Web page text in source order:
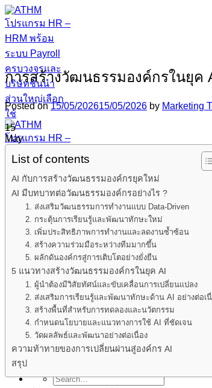
Skip
to
content
หน้าแรก
ผลิตภัณฑ์
Smarter Recruitment Platform
Core HR Management
Performance Management
Learning Management
Roster Management
ฟีเจอร์
การสร้างวัฒนธรรมองค์กรในยุค
Posted on15/05/202615/05/2026 by Marketing
15
May
List of contents
AI กับการสร้างวัฒนธรรมองค์กรยุคใหม่
AI มีบทบาทต่อวัฒนธรรมองค์กรอย่างไร ?
1. ส่งเสริมวัฒนธรรมการทำงานแบบ Data-Driven
2. กระตุ้นการเรียนรู้และพัฒนาทักษะใหม่
3. เพิ่มประสิทธิภาพการทำงานและลดงานซ้ำซ้อน
4. สร้างความร่วมมือระหว่างทีมมากขึ้น
5. ผลักดันองค์กรสู่การเติบโตอย่างยั่งยืน
5 แนวทางสร้างวัฒนธรรมองค์กรในยุค AI
1. ผู้นำต้องมีวิสัยทัศน์และขับเคลื่อนการเปลี่ยนแปลง
2. ส่งเสริมการเรียนรู้และพัฒนาทักษะด้าน AI อย่างต่อเ
3. สร้างพื้นที่สำหรับการทดลองและนวัตกรรม
4. กำหนดนโยบายและแนวทางการใช้ AI ที่ชัดเจน
5. วัดผลลัพธ์และพัฒนาอย่างต่อเนื่อง
ความท้าทายของการเปลี่ยนผ่านสู่องค์กร AI
สรุป